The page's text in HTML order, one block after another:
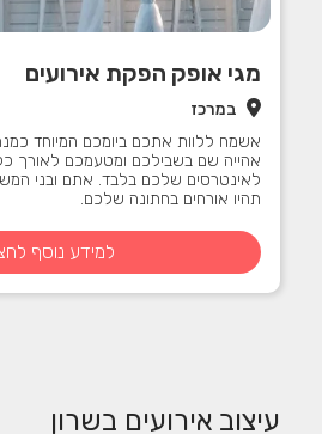
מגי אופק הפקת אירועים
במרכז
אשמח ללוות אתכם ביומכם המיוחד
אהייה שם בשבילכם ומטעמכם לאורך
לאינטרסים שלכם בלבד. אתם ובני
תהיו אורחים בחתונה שלכם.
למידע נוסף
עיצוב אירועים בשרון